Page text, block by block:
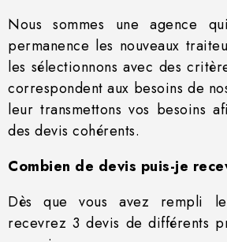
Nous sommes une agence
permanence les nouveaux
les sélectionnons avec des
correspondent aux besoins de
leur transmettons vos besoins
des devis cohérents.
Combien de devis puis-je
Dès que vous avez rempli
recevrez 3 devis de différents